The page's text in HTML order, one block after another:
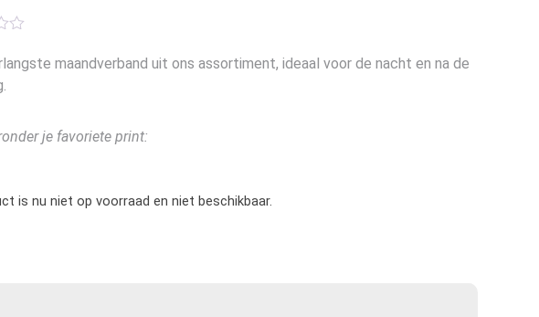
maandverband uit ons assortiment, ideaal voor de nacht en na de
je favoriete print:
is nu niet op voorraad en niet beschikbaar.